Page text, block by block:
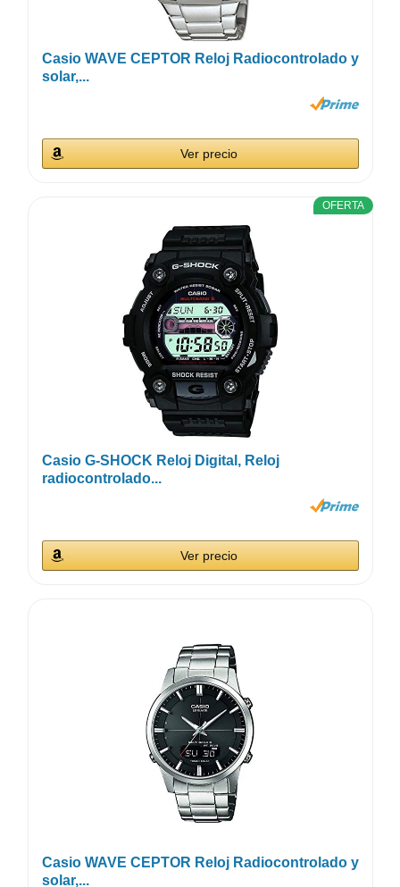
Casio WAVE CEPTOR Reloj Radiocontrolado y
solar,...
Ver precio
OFERTA
Casio G-SHOCK Reloj Digital, Reloj
radiocontrolado...
Ver precio
Casio WAVE CEPTOR Reloj Radiocontrolado y
solar,...